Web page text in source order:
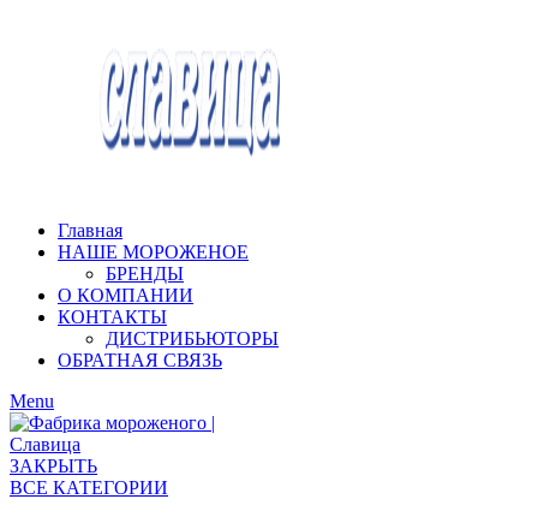
Главная
НАШЕ МОРОЖЕНОЕ
БРЕНДЫ
О КОМПАНИИ
КОНТАКТЫ
ДИСТРИБЬЮТОРЫ
ОБРАТНАЯ СВЯЗЬ
Menu
ЗАКРЫТЬ
ВСЕ КАТЕГОРИИ